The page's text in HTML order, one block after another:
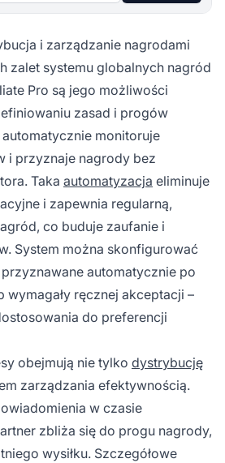
i zarządzanie nagrodami
zalet systemu globalnych nagród
Pro są jego możliwości
zasad i progów
monitoruje
i przyznaje nagrody bez
Taka automatyzacja eliminuje
i zapewnia regularną,
co buduje zaufanie i
System można skonfigurować
automatycznie po
wymagały ręcznej akceptacji –
do preferencji
obejmują nie tylko dystrybucję
zarządzania efektywnością.
w czasie
zbliża się do progu nagrody,
wysiłku. Szczegółowe